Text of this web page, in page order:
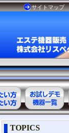
サイトマップ
容用
ル可
お試しデモ可
能機器一覧
TOPICS